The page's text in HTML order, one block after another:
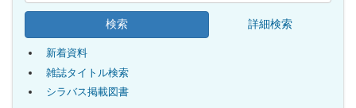
詳細検索
新着資料
雑誌タイトル検索
シラバス掲載図書